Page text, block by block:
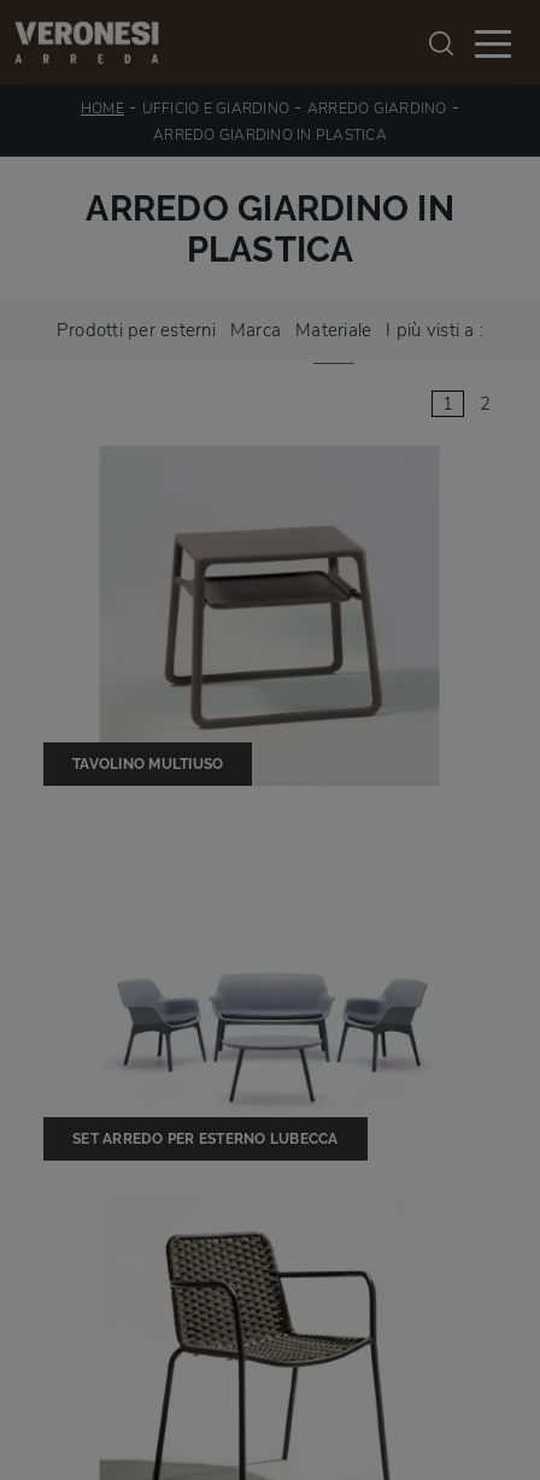
HOME - UFFICIO E GIARDINO - ARREDO GIARDINO -
ARREDO GIARDINO IN PLASTICA
ARREDO GIARDINO IN
PLASTICA
Prodotti per esterni Marca Materiale I più visti a :
1 2
TAVOLINO MULTIUSO
SET ARREDO PER ESTERNO LUBECCA